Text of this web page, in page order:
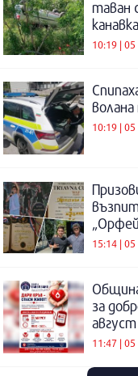
таван
10:19 |
волана
10:19 |
15:14 |
за
август
11:47 |